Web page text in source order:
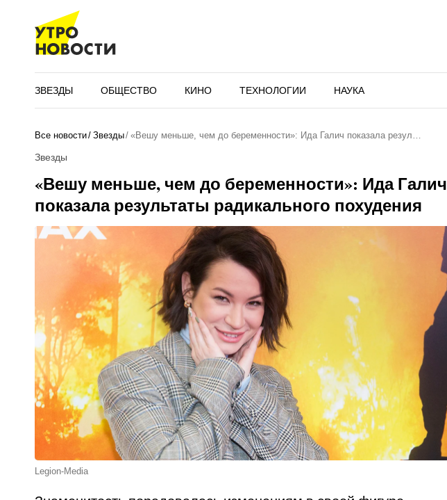
ЗВЕЗДЫ ОБЩЕСТВО КИНО ТЕХНОЛОГИИ НАУКА
Все новости Звезды «Вешу меньше, чем до беременности»: Ида Галич показала резул…
Звезды
«Вешу меньше, чем до беременности»: Ида Галич
показала результаты радикального похудения
Legion-Media